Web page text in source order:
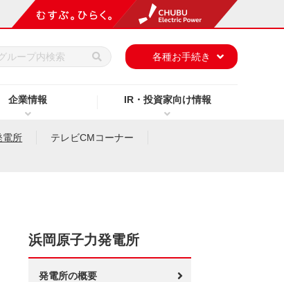
企業情報 IR・投資家向け情報
各種お手続き
電所
テレビCMコーナー
浜岡原子力発電所
発電所の概要